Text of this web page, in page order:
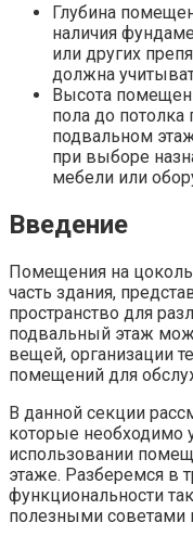
Глубина
наличия
или других
должна
Высота
пола до
подвальном
при выборе
мебели или
Введение
Помещения на
часть здания,
пространство для
подвальный этаж
вещей, организации
помещений для
В данной секции
которые необходимо
использовании
этаже. Разберемся в
функциональности
полезными советами